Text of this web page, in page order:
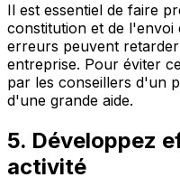
Il est essentiel de faire
constitution et de l'envoi
erreurs peuvent
entreprise. Pour éviter
par les conseillers d'un
d'une grande aide.
5. Développez
activité